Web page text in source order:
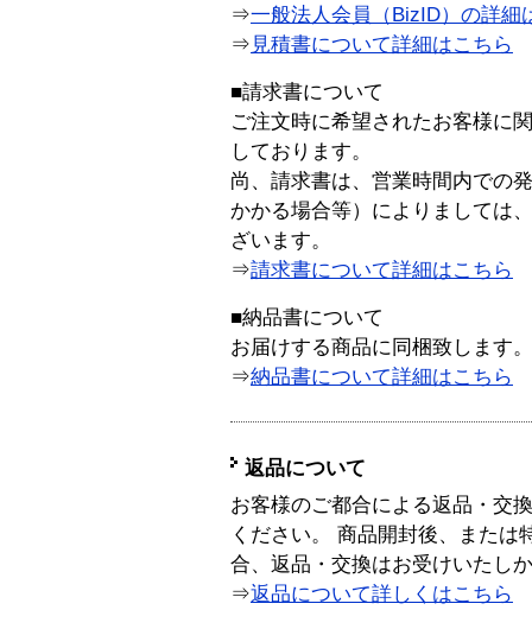
⇒一般法人会員（BizID）の詳細
⇒ 見積書について詳細はこちら
■請求書について
ご注文時に希望されたお客様に
しております。
尚、請求書は、営業時間内での
かかる場合等）によりましては
ざいます。
⇒請求書について詳細はこちら
■納品書について
お届けする商品に同梱致します。
⇒納品書について詳細はこちら
返品について
お客様のご都合による返品・交
ください。 商品開封後、または
合、返品・交換はお受けいたし
⇒返品について詳しくはこちら